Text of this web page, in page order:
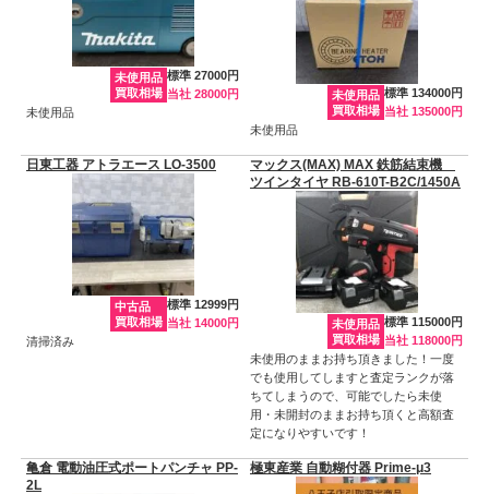
未使用品
買取相場
標準 27000円
当社 28000円
未使用品
未使用品
買取相場
標準 134000円
当社 135000円
未使用品
日東工器 アトラエース LO-3500
中古品
買取相場
標準 12999円
当社 14000円
清掃済み
マックス(MAX) MAX 鉄筋結束機
ツインタイヤ RB-610T-B2C/1450A
未使用品
買取相場
標準 115000円
当社 118000円
未使用のままお持ち頂きました！一度
でも使用してしますと査定ランクが落
ちてしまうので、可能でしたら未使
用・未開封のままお持ち頂くと高額査
定になりやすいです！
亀倉 電動油圧式ポートパンチャ PP-
2L
極東産業 自動糊付器 Prime-μ3